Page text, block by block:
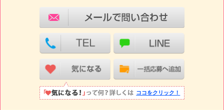
ココをクリック！